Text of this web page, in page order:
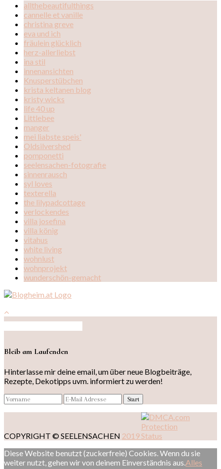
allthebeautifulthings
cannelle et vanille
christina greve
eva und ich
fräulein glücklich
herz-allerliebst
ina stil
innenansichten
Knusperstübchen
krista keltanen blog
kristy wicks
life 40 up
Littlebee
manger
mei liabste speis'
Oldsilvershed
pomponetti
seelensachen-fotografie
sinnenrausch
syl loves
texterella
the lilypadcottage
verlockendes
villa josefina
villa könig
vitahus
white living
wohnlust
wohnprojekt
wunderschön-gemacht
Bleib am Laufenden
Hinterlasse mir deine email, um über neue Blogbeiträge,
Rezepte, Dekotipps uvm. informiert zu werden!
COPYRIGHT © SEELENSACHEN 2019
Diese Website benutzt (zuckerfreie) Cookies. Wenn du sie
weiter nutzt, gehen wir von deinem Einverständnis aus. Alles